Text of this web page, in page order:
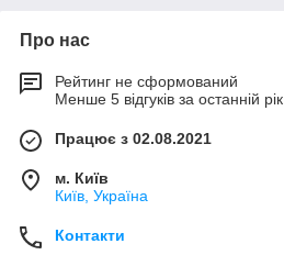
Про нас
Рейтинг не сформований
Менше 5 відгуків за останній рік
Працює з 02.08.2021
м. Київ
Київ, Україна
Контакти